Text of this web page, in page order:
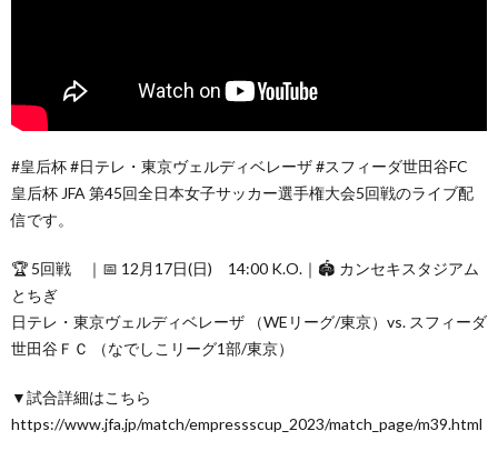
#皇后杯 #日テレ・東京ヴェルディベレーザ #スフィーダ世田谷FC
皇后杯 JFA 第45回全日本女子サッカー選手権大会5回戦のライブ配
信です。
🏆 5回戦 ｜📅 12月17日(日) 14:00 K.O.｜🏟 カンセキスタジアム
とちぎ
日テレ・東京ヴェルディベレーザ （WEリーグ/東京）vs. スフィーダ
世田谷ＦＣ （なでしこリーグ1部/東京）
▼試合詳細はこちら
https://www.jfa.jp/match/empressscup_2023/match_page/m39.html